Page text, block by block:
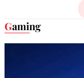
Gaming